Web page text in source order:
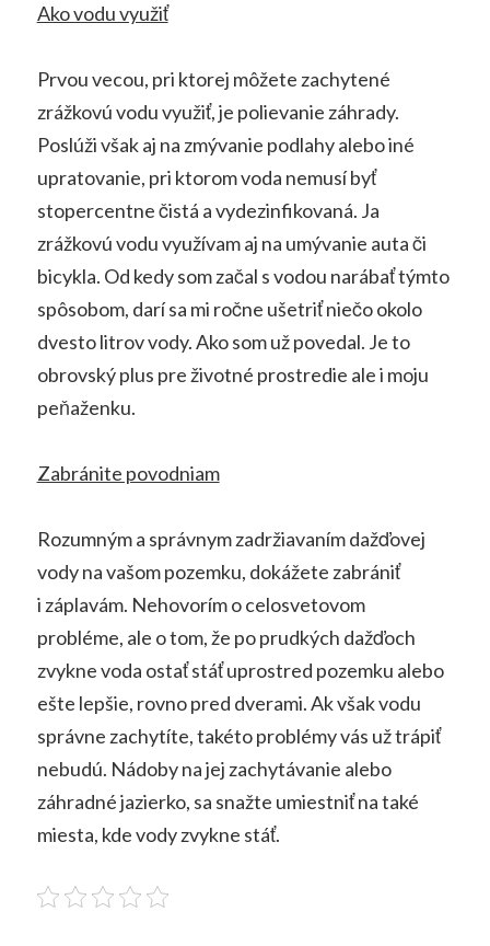
Ako vodu využiť
Prvou vecou, pri ktorej môžete zachytené
zrážkovú vodu využiť, je polievanie záhrady.
Poslúži však aj na zmývanie podlahy alebo iné
upratovanie, pri ktorom voda nemusí byť
stopercentne čistá a vydezinfikovaná. Ja
zrážkovú vodu využívam aj na umývanie auta či
bicykla. Od kedy som začal s vodou narábať týmto
spôsobom, darí sa mi ročne ušetriť niečo okolo
dvesto litrov vody. Ako som už povedal. Je to
obrovský plus pre životné prostredie ale i moju
peňaženku.
Zabránite povodniam
Rozumným a správnym zadržiavaním dažďovej
vody na vašom pozemku, dokážete zabrániť
i záplavám. Nehovorím o celosvetovom
probléme, ale o tom, že po prudkých dažďoch
zvykne voda ostať stáť uprostred pozemku alebo
ešte lepšie, rovno pred dverami. Ak však vodu
správne zachytíte, takéto problémy vás už trápiť
nebudú. Nádoby na jej zachytávanie alebo
záhradné jazierko, sa snažte umiestniť na také
miesta, kde vody zvykne stáť.